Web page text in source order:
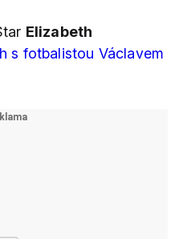
Elizabeth
s fotbalistou Václavem